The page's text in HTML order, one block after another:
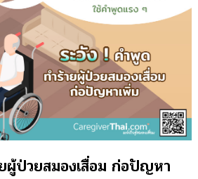
ผู้ป่วยสมองเสื่อม ก่อปัญหา